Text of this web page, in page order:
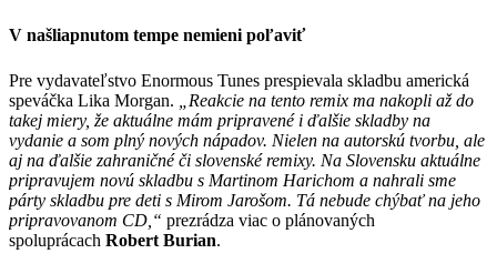
V našliapnutom tempe nemieni poľaviť
Pre vydavateľstvo Enormous Tunes prespievala skladbu americká
speváčka Lika Morgan.
„Reakcie na tento remix ma nakopli až do
takej miery, že aktuálne mám pripravené i ďalšie skladby na
vydanie a som plný nových nápadov. Nielen na autorskú tvorbu, ale
aj na ďalšie zahraničné či slovenské remixy. Na Slovensku aktuálne
pripravujem novú skladbu s Martinom Harichom a nahrali sme
párty skladbu pre deti s Mirom Jarošom. Tá nebude chýbať na jeho
pripravovanom CD,“ prezrádza viac o plánovaných
spoluprácach Robert Burian.